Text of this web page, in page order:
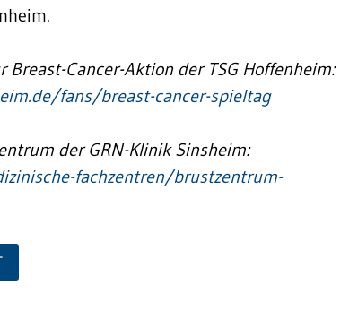
Breast-Cancer-Aktion der TSG Hoffenheim:
fans/breast-cancer-spieltag
der GRN-Klinik Sinsheim:
fachzentren/brustzentrum-